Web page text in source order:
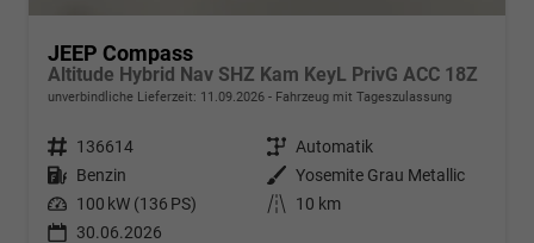
JEEP Compass
Altitude Hybrid Nav SHZ Kam KeyL PrivG ACC 18Z
unverbindliche Lieferzeit: 11.09.2026 Fahrzeug mit Tageszulassung
Fahrzeugnr. 136614 Getriebe Automatik
Kraftstoff Benzin Außenfarbe Yosemite Grau Metallic
Leistung 100 kW (136 PS) Kilometerstand
10 km
30.06.2026